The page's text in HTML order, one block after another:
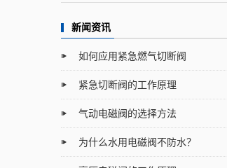
新闻资讯
如何应用紧急燃气切断阀
紧急切断阀的工作原理
气动电磁阀的选择方法
为什么水用电磁阀不防水？